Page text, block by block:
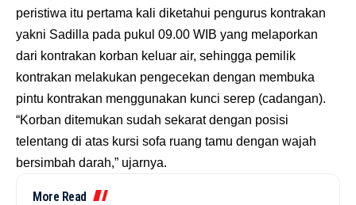
peristiwa itu pertama kali diketahui pengurus kontrakan
yakni Sadilla pada pukul 09.00 WIB yang melaporkan
dari kontrakan korban keluar air, sehingga pemilik
kontrakan melakukan pengecekan dengan membuka
pintu kontrakan menggunakan kunci serep (cadangan).
“Korban ditemukan sudah sekarat dengan posisi
telentang di atas kursi sofa ruang tamu dengan wajah
bersimbah darah,” ujarnya.
More Read